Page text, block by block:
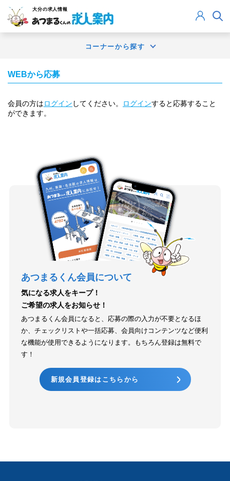
大分の求人情報
コーナーから探す
WEBから応募
会員の方はログイン してください。 ログインすると応募すること
ができます。
あつまるくん会員について
気になる求人をキープ！
ご希望の求人をお知らせ！
あつまるくん会員になると、応募の際の入力が不要となるほ
か、チェックリストや一括応募、会員向けコンテンツなど便利
な機能が使用できるようになります。もちろん登録は無料で
す！
新規会員登録はこちらから